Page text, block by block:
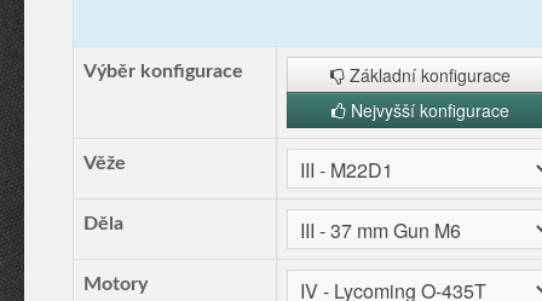
Výběr konfigurace
Základní konfigurace
Nejvyšší konfigurace
Věže
Děla
Motory